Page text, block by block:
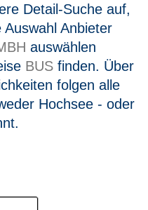
Detail-Suche auf,
Anbieter
auswählen
BUS finden. Über
folgen alle
Hochsee - oder